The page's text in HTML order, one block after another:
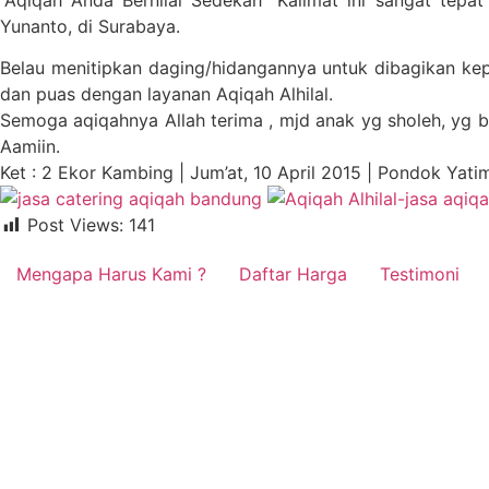
Yunanto, di Surabaya.
Belau menitipkan daging/hidangannya untuk dibagikan
dan puas dengan layanan Aqiqah Alhilal.
Semoga aqiqahnya Allah terima , mjd anak yg sholeh, yg
Aamiin.
Ket : 2 Ekor Kambing | Jum’at, 10 April 2015 | Pondok
Post Views: 141
Mengapa Harus Kami ? Daftar Harga Testimoni